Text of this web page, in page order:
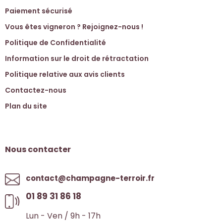
Paiement sécurisé
Vous êtes vigneron ? Rejoignez-nous !
Politique de Confidentialité
Information sur le droit de rétractation
Politique relative aux avis clients
Contactez-nous
Plan du site
Nous contacter
contact@champagne-terroir.fr
01 89 31 86 18
Lun - Ven / 9h - 17h